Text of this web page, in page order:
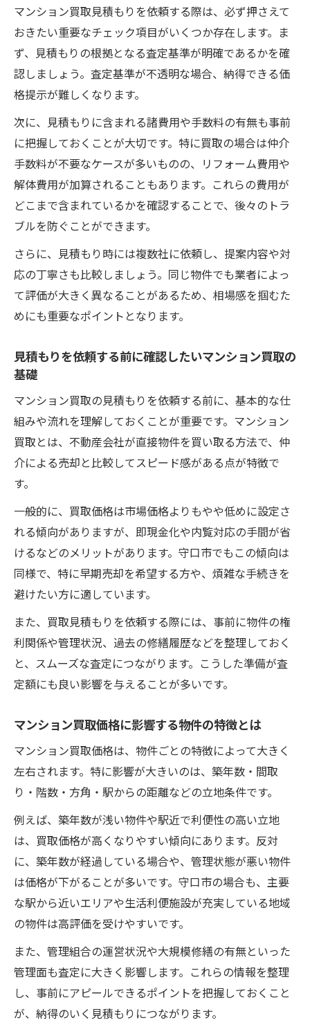
マンション買取見積もりを依頼する際は、必ず押さえて
おきたい重要なチェック項目がいくつか存在します。ま
ず、見積もりの根拠となる査定基準が明確であるかを確
認しましょう。査定基準が不透明な場合、納得できる価
格提示が難しくなります。
次に、見積もりに含まれる諸費用や手数料の有無も事前
に把握しておくことが大切です。特に買取の場合は仲介
手数料が不要なケースが多いものの、リフォーム費用や
解体費用が加算されることもあります。これらの費用が
どこまで含まれているかを確認することで、後々のトラ
ブルを防ぐことができます。
さらに、見積もり時には複数社に依頼し、提案内容や対
応の丁寧さも比較しましょう。同じ物件でも業者によっ
て評価が大きく異なることがあるため、相場感を掴むた
めにも重要なポイントとなります。
見積もりを依頼する前に確認したいマンション買取の
基礎
マンション買取の見積もりを依頼する前に、基本的な仕
組みや流れを理解しておくことが重要です。マンション
買取とは、不動産会社が直接物件を買い取る方法で、仲
介による売却と比較してスピード感がある点が特徴で
す。
一般的に、買取価格は市場価格よりもやや低めに設定さ
れる傾向がありますが、即現金化や内覧対応の手間が省
けるなどのメリットがあります。守口市でもこの傾向は
同様で、特に早期売却を希望する方や、煩雑な手続きを
避けたい方に適しています。
また、買取見積もりを依頼する際には、事前に物件の権
利関係や管理状況、過去の修繕履歴などを整理しておく
と、スムーズな査定につながります。こうした準備が査
定額にも良い影響を与えることが多いです。
マンション買取価格に影響する物件の特徴とは
マンション買取価格は、物件ごとの特徴によって大きく
左右されます。特に影響が大きいのは、築年数・間取
り・階数・方角・駅からの距離などの立地条件です。
例えば、築年数が浅い物件や駅近で利便性の高い立地
は、買取価格が高くなりやすい傾向にあります。反対
に、築年数が経過している場合や、管理状態が悪い物件
は価格が下がることが多いです。守口市の場合も、主要
な駅から近いエリアや生活利便施設が充実している地域
の物件は高評価を受けやすいです。
また、管理組合の運営状況や大規模修繕の有無といった
管理面も査定に大きく影響します。これらの情報を整理
し、事前にアピールできるポイントを把握しておくこと
が、納得のいく見積もりにつながります。